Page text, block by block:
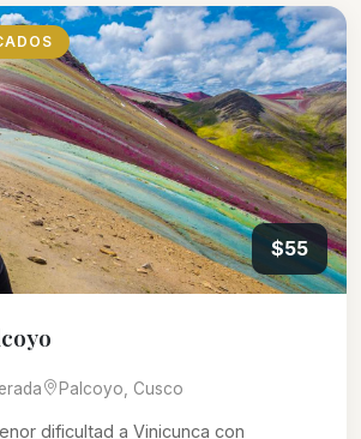
$55
Palcoyo, Cusco
dificultad a Vinicunca con